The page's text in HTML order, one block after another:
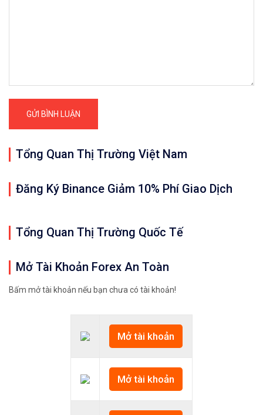
Tổng Quan Thị Trường Việt Nam
Đăng Ký Binance Giảm 10% Phí Giao Dịch
Tổng Quan Thị Trường Quốc Tế
Mở Tài Khoản Forex An Toàn
Bấm mở tài khoản nếu bạn chưa có tài khoản!
Mở tài khoản
Mở tài khoản